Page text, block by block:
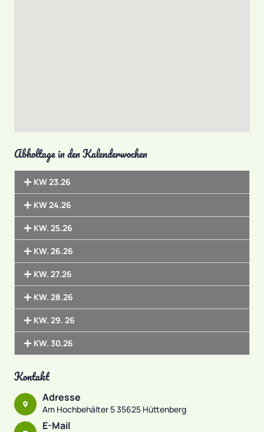
Abholtage in den Kalenderwochen
KW 23.26
KW 24.26
KW. 25.26
KW. 26.26
KW. 27.26
KW. 28.26
KW. 29. 26
KW. 30.26
Kontakt
Adresse
Am Hochbehälter 5 35625 Hüttenberg
E-Mail